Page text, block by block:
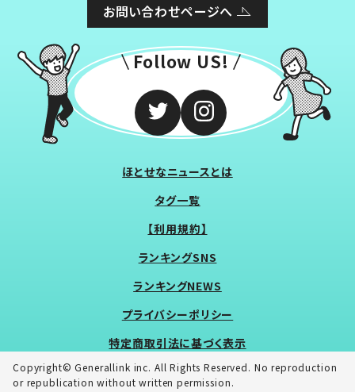
お問い合わせページへ
Follow US!
ほとせなニュースとは
タグ一覧
【利用規約】
ランキングSNS
ランキングNEWS
プライバシーポリシー
特定商取引法に基づく表示
Copyright© Generallink inc. All Rights Reserved. No reproduction
or republication without written permission.